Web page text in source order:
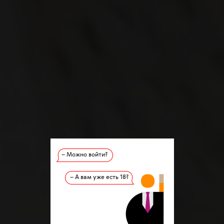
– Можно войти?
– А вам уже есть 18?